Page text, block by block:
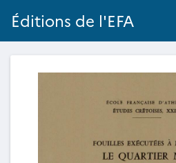
Éditions de l'EFA